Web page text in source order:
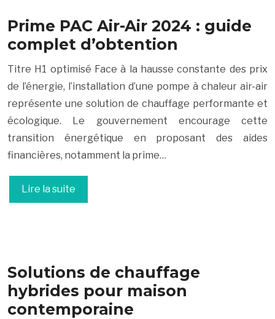
Prime PAC Air-Air 2024 : guide
complet d’obtention
Titre H1 optimisé Face à la hausse constante des prix
de l’énergie, l’installation d’une pompe à chaleur air-air
représente une solution de chauffage performante et
écologique. Le gouvernement encourage cette
transition énergétique en proposant des aides
financières, notamment la prime…
Lire la suite
Solutions de chauffage
hybrides pour maison
contemporaine